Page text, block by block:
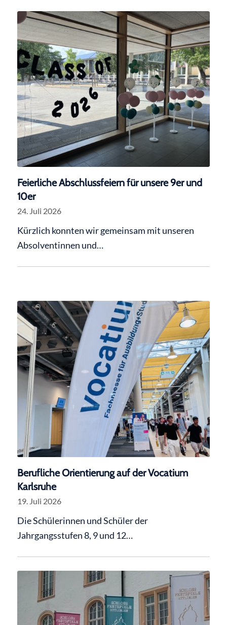
Feierliche Abschlussfeiern für unsere 9er und
10er
24. Juli 2026
Kürzlich konnten wir gemeinsam mit unseren
Absolventinnen und…
Berufliche Orientierung auf der Vocatium
Karlsruhe
19. Juli 2026
Die Schülerinnen und Schüler der
Jahrgangsstufen 8, 9 und 12…